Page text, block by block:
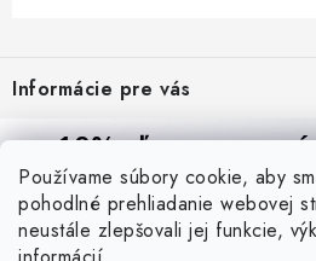
Používame súbory cookie, aby
pohodlné prehliadanie webovej
neustále zlepšovali jej funkcie,
p
ä
Informácie pre vás
Reklamácie a formulár na odstúpenie
Obchodné podmienky
Podmienky ochrany osobných údajov
Blog
10% zľavana
Prihláste sa azískajtezľavu aj
budete svietiť lepšie a